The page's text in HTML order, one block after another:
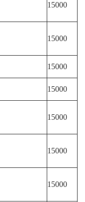
15000
15000
15000
15000
15000
15000
15000